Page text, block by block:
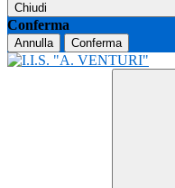
Chiudi
Conferma
Annulla Conferma